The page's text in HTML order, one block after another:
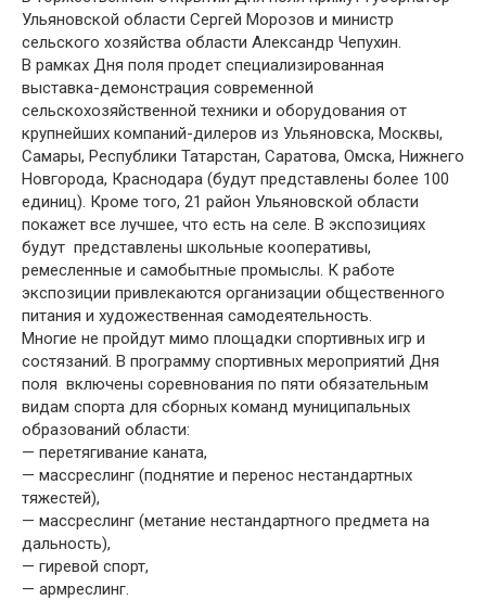
Ульяновской области Сергей Морозов и министр
сельского хозяйства области Александр Чепухин.
В рамках Дня поля продет специализированная
выставка-демонстрация современной
сельскохозяйственной техники и оборудования от
крупнейших компаний-дилеров из Ульяновска, Москвы,
Самары, Республики Татарстан, Саратова, Омска, Нижнего
Новгорода, Краснодара (будут представлены более 100
единиц). Кроме того, 21 район Ульяновской области
покажет все лучшее, что есть на селе. В экспозициях
будут представлены школьные кооперативы,
ремесленные и самобытные промыслы. К работе
экспозиции привлекаются организации общественного
питания и художественная самодеятельность.
Многие не пройдут мимо площадки спортивных игр и
состязаний. В программу спортивных мероприятий Дня
поля включены соревнования по пяти обязательным
видам спорта для сборных команд муниципальных
образований области:
— перетягивание каната,
— массреслинг (поднятие и перенос нестандартных
тяжестей),
— массреслинг (метание нестандартного предмета на
дальность),
— гиревой спорт,
— армреслинг.